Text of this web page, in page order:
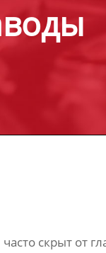
скрыт от